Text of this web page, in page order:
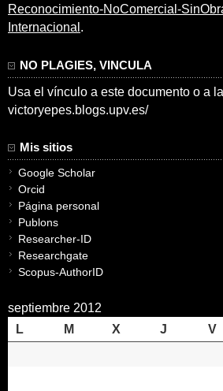
Reconocimiento-NoComercial-
Internacional .
NO PLAGIES, VINCULA
Usa el vínculo a este documento o a
victoryepes.blogs.upv.es/
Mis sitios
Google Scholar
Orcid
Página personal
Publons
Researcher-ID
Researchgate
Scopus-AuthorID
septiembre 2012
L
M X J V